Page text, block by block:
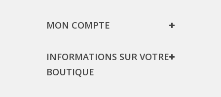
MON COMPTE
INFORMATIONS SUR VOTRE
BOUTIQUE